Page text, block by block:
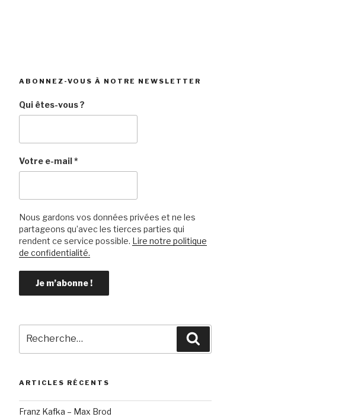
ABONNEZ-VOUS À NOTRE NEWSLETTER
Qui êtes-vous ?
Votre e-mail*
Nous gardons vos données privées et ne les
partageons qu’avec les tierces parties qui
rendent ce service possible. Lire notre politique
de confidentialité.
pour
:
ARTICLES RÉCENTS
Franz Kafka – Max Brod